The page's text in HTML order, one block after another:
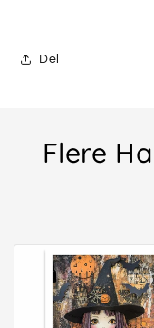
Del
Flere